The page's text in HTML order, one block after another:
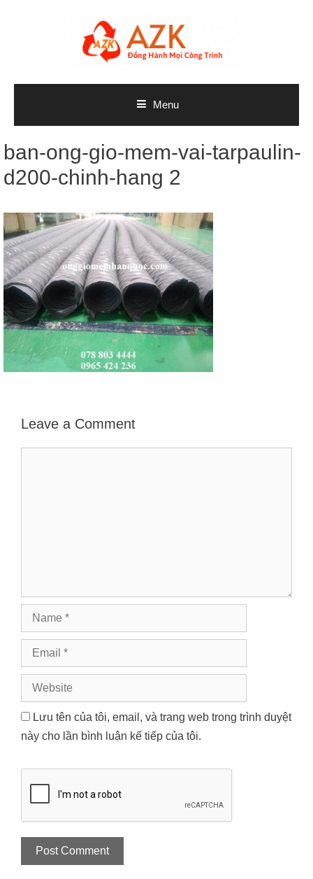
Menu
ban-ong-gio-mem-vai-tarpaulin-
d200-chinh-hang 2
Leave a Comment
Name
Email
Website
Lưu tên của tôi, email, và trang web trong trình duyệt
này cho lần bình luận kế tiếp của tôi.